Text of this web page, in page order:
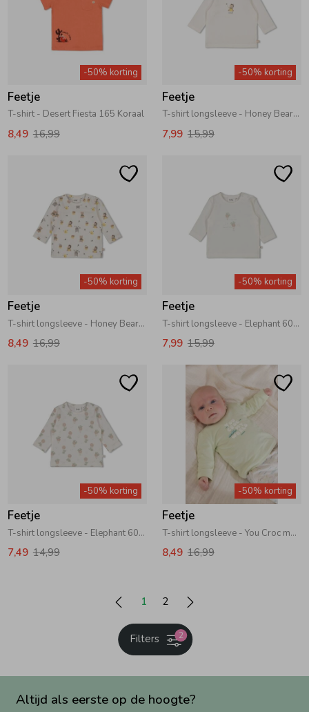
-50% korting
Feetje
T-shirt - Desert Fiesta 165 Koraal
8,49 16,99
-50% korting
Feetje
T-shirt longsleeve - Honey Bear 600 Offwhite
7,99 15,99
-50% korting
Feetje
T-shirt longsleeve - Honey Bear 600 Offwhite
8,49 16,99
-50% korting
Feetje
T-shirt longsleeve - Elephant 600 Offwhite
7,99 15,99
-50% korting
Feetje
T-shirt longsleeve - Elephant 600 Offwhite
7,49 14,99
-50% korting
Feetje
T-shirt longsleeve - You Croc my World 310 Lime
8,49 16,99
1 2
2
Filters
Altijd als eerste op de hoogte?